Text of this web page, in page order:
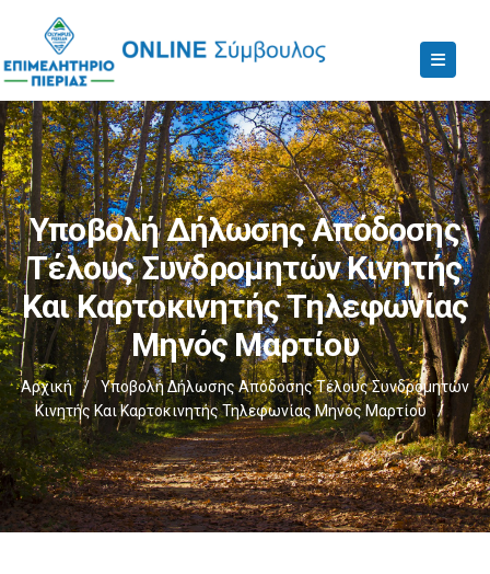
Υποβολή Δήλωσης Απόδοσης
Τέλους Συνδρομητών Κινητής
Και Καρτοκινητής Τηλεφωνίας
Μηνός Μαρτίου
Αρχική /
Υποβολή Δήλωσης Απόδοσης Τέλους Συνδρομητών
Κινητής Και Καρτοκινητής Τηλεφωνίας Μηνός Μαρτίου
/